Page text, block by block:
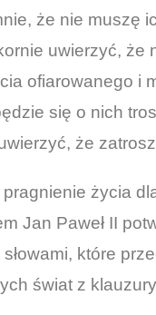
że nie muszę
uwierzyć,
ofiarowanego i
się o nich
że
życia
Jan Paweł II
słowami, które
świat z